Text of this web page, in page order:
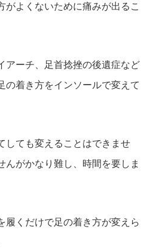
がよくないために痛みが出るこ
アーチ、足首捻挫の後遺症など
の着き方をインソールで変えて
しても変えることはできませ
んがかなり難し、時間を要しま
履くだけで足の着き方が変えら